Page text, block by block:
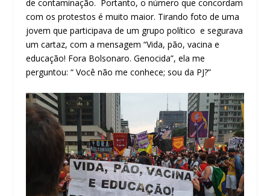
de contaminação. Portanto, o número que concordam
com os protestos é muito maior. Tirando foto de uma
jovem que participava de um grupo político e segurava
um cartaz, com a mensagem “Vida, pão, vacina e
educação! Fora Bolsonaro. Genocida”, ela me
perguntou: “ Você não me conhece; sou da PJ?”